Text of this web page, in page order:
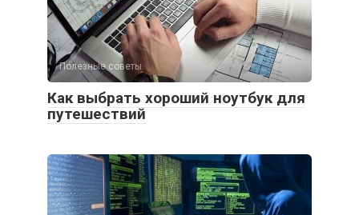
Полезные советы
Как выбрать хороший ноутбук для
путешествий